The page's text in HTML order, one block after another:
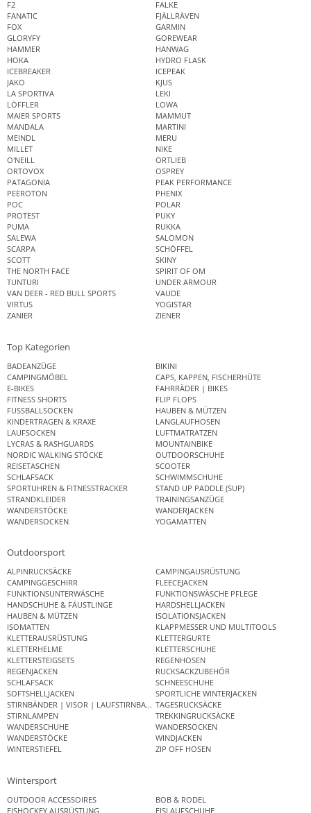
F2
FALKE
FANATIC
FJÄLLRÄVEN
FOX
GARMIN
GLORYFY
GOREWEAR
HAMMER
HANWAG
HOKA
HYDRO FLASK
ICEBREAKER
ICEPEAK
JAKO
KJUS
LA SPORTIVA
LEKI
LÖFFLER
LOWA
MAIER SPORTS
MAMMUT
MANDALA
MARTINI
MEINDL
MERU
MILLET
NIKE
O'NEILL
ORTLIEB
ORTOVOX
OSPREY
PATAGONIA
PEAK PERFORMANCE
PEEROTON
PHENIX
POC
POLAR
PROTEST
PUKY
PUMA
RUKKA
SALEWA
SALOMON
SCARPA
SCHÖFFEL
SCOTT
SKINY
THE NORTH FACE
SPIRIT OF OM
TUNTURI
UNDER ARMOUR
VAN DEER - RED BULL SPORTS
VAUDE
VIRTUS
YOGISTAR
ZANIER
ZIENER
Top Kategorien
BADEANZÜGE
BIKINI
CAMPINGMÖBEL
CAPS, KAPPEN, FISCHERHÜTE
E-BIKES
FAHRRÄDER | BIKES
FITNESS SHORTS
FLIP FLOPS
FUSSBALLSOCKEN
HAUBEN & MÜTZEN
KINDERTRAGEN & KRAXE
LANGLAUFHOSEN
LAUFSOCKEN
LUFTMATRATZEN
LYCRAS & RASHGUARDS
MOUNTAINBIKE
NORDIC WALKING STÖCKE
OUTDOORSCHUHE
REISETASCHEN
SCOOTER
SCHLAFSACK
SCHWIMMSCHUHE
SPORTUHREN & FITNESSTRACKER
STAND UP PADDLE (SUP)
STRANDKLEIDER
TRAININGSANZÜGE
WANDERSTÖCKE
WANDERJACKEN
WANDERSOCKEN
YOGAMATTEN
Outdoorsport
ALPINRUCKSÄCKE
CAMPINGAUSRÜSTUNG
CAMPINGGESCHIRR
FLEECEJACKEN
FUNKTIONSUNTERWÄSCHE
FUNKTIONSWÄSCHE PFLEGE
HANDSCHUHE & FÄUSTLINGE
HARDSHELLJACKEN
HAUBEN & MÜTZEN
ISOLATIONSJACKEN
ISOMATTEN
KLAPPMESSER UND MULTITOOLS
KLETTERAUSRÜSTUNG
KLETTERGURTE
KLETTERHELME
KLETTERSCHUHE
KLETTERSTEIGSETS
REGENHOSEN
REGENJACKEN
RUCKSACKZUBEHÖR
SCHLAFSACK
SCHNEESCHUHE
SOFTSHELLJACKEN
SPORTLICHE WINTERJACKEN
STIRNBÄNDER | VISOR | LAUFSTIRNBANDTAGESRUCKSÄCKE
STIRNLAMPEN
TREKKINGRUCKSÄCKE
WANDERSCHUHE
WANDERSOCKEN
WANDERSTÖCKE
WINDJACKEN
WINTERSTIEFEL
ZIP OFF HOSEN
Wintersport
OUTDOOR ACCESSOIRES
BOB & RODEL
EISHOCKEY AUSRÜSTUNG
EISLAUFSCHUHE